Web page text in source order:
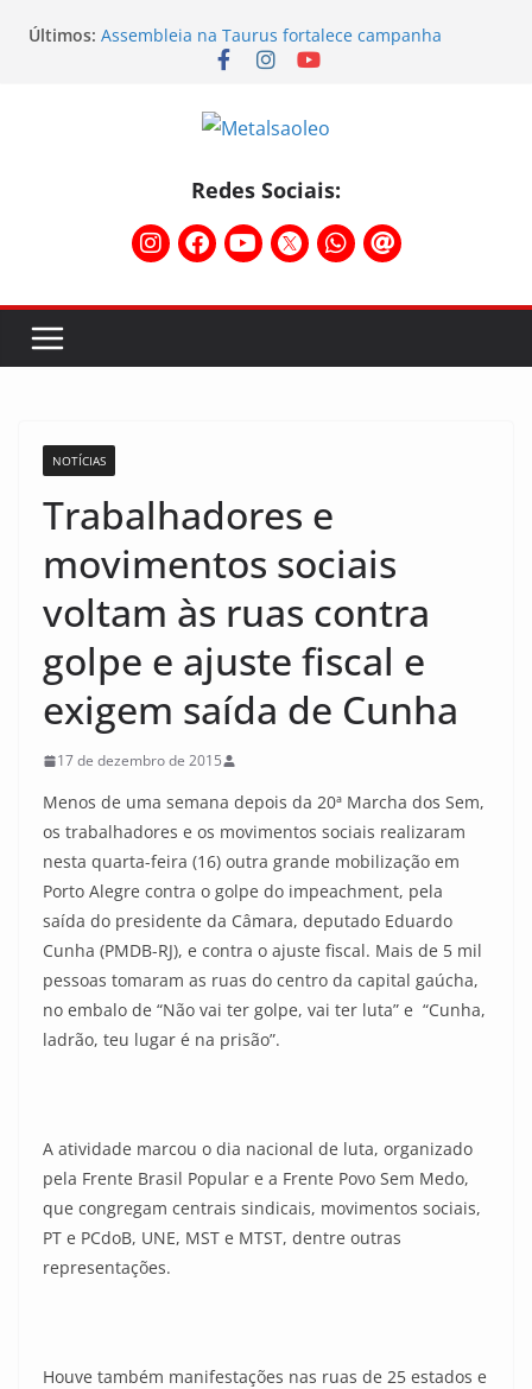
Últimos: 2026/2027
Assembleia na Taurus fortalece campanha
Nota de repúdio
mobilização dos metalúrgicos
Temporal destelha Ginásio Bigornão
Redes Sociais:
NOTÍCIAS
Trabalhadores e
movimentos sociais
voltam às ruas contra
golpe e ajuste fiscal e
exigem saída de Cunha
17 de dezembro de 2015
Menos de uma semana depois da 20ª Marcha dos Sem,
os trabalhadores e os movimentos sociais realizaram
nesta quarta-feira (16) outra grande mobilização em
Porto Alegre contra o golpe do impeachment, pela
saída do presidente da Câmara, deputado Eduardo
Cunha (PMDB-RJ), e contra o ajuste fiscal. Mais de 5 mil
pessoas tomaram as ruas do centro da capital gaúcha,
no embalo de “Não vai ter golpe, vai ter luta” e “Cunha,
ladrão, teu lugar é na prisão”.
A atividade marcou o dia nacional de luta, organizado
pela Frente Brasil Popular e a Frente Povo Sem Medo,
que congregam centrais sindicais, movimentos sociais,
PT e PCdoB, UNE, MST e MTST, dentre outras
representações.
Houve também manifestações nas ruas de 25 estados e